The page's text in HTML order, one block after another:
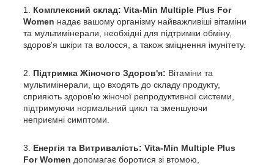
Комплексний склад: Vita-Min Multiple Plus For
Women надає вашому організму найважливіші вітаміни
та мультимінерали, необхідні для підтримки обміну,
здоров'я шкіри та волосся, а також зміцнення імунітету.
Підтримка Жіночого Здоров'я: Вітаміни та
мультимінерали, що входять до складу продукту,
сприяють здоров'ю жіночої репродуктивної системи,
підтримуючи нормальний цикл та зменшуючи
неприємні симптоми.
Енергія та Витривалість: Vita-Min Multiple Plus
For Women допомагає боротися зі втомою,